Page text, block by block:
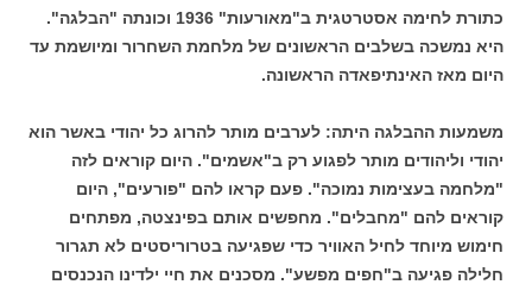
כתורת לחימה אסטרטגית ב"מאורעות" 1936 וכונתה "הבלגה".
היא נמשכה בשלבים הראשונים של מלחמת השחרור ומיושמת עד
היום מאז האינתיפאדה הראשונה.
משמעות ההבלגה היתה: לערבים מותר להרוג כל יהודי באשר הוא
יהודי וליהודים מותר לפגוע רק ב"אשמים". היום קוראים לזה
"מלחמה בעצימות נמוכה". פעם קראו להם "פורעים", היום
קוראים להם "מחבלים". מחפשים אותם בפינצטה, מפתחים
חימוש מיוחד לחיל האוויר כדי שפגיעה בטרוריסטים לא תגרור
חלילה פגיעה ב"חפים מפשע". מסכנים את חיי ילדינו הנכנסים